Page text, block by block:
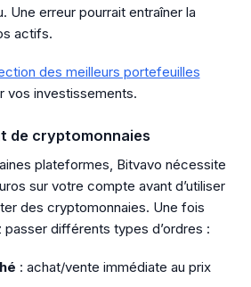
Une erreur pourrait entraîner la
actifs.
des meilleurs portefeuilles
vos investissements.
de cryptomonnaies
plateformes, Bitvavo nécessite
sur votre compte avant d’utiliser
des cryptomonnaies. Une fois
différents types d’ordres :
: achat/vente immédiate au prix